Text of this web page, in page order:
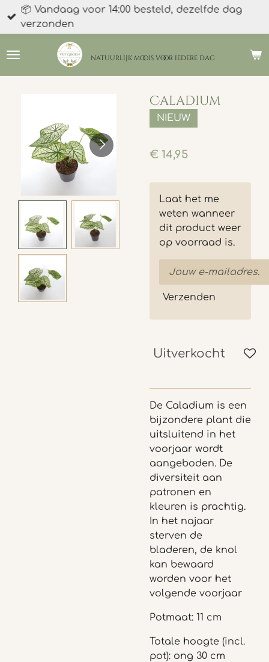
Ga
direct
de
natuurlijk moois voor iedere dag
📦 Vandaag voor 14:00 besteld, dezelfde dag
verzonden
Caladium
NIEUW
€ 14,95
Laat het me
weten wanneer
dit product weer
op voorraad is.
Verzenden
Uitverkocht
De Caladium is een
bijzondere plant die
uitsluitend in het
voorjaar wordt
aangeboden. De
diversiteit aan
patronen en
kleuren is prachtig.
In het najaar
sterven de
bladeren, de knol
kan bewaard
worden voor het
volgende voorjaar
Potmaat: 11 cm
Totale hoogte (incl.
pot): ong 30 cm